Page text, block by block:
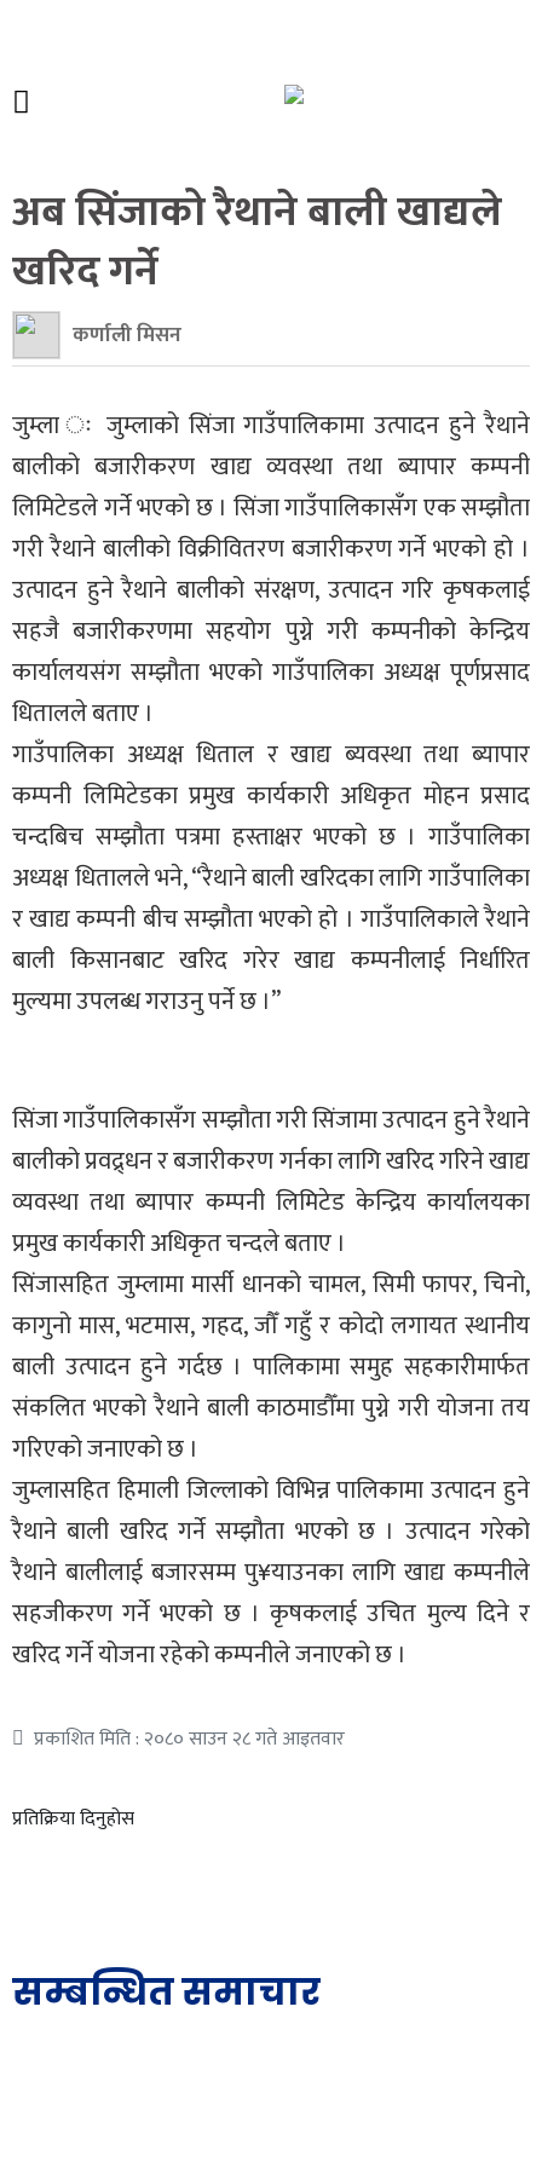
अब सिंजाको रैथाने बाली खाद्यले
खरिद गर्ने
कर्णाली मिसन
जुम्ला ः जुम्लाको सिंजा गाउँपालिकामा उत्पादन हुने रैथाने
बालीको बजारीकरण खाद्य व्यवस्था तथा ब्यापार कम्पनी
लिमिटेडले गर्ने भएको छ । सिंजा गाउँपालिकासँग एक सम्झौता
गरी रैथाने बालीको विक्रीवितरण बजारीकरण गर्ने भएको हो ।
उत्पादन हुने रैथाने बालीको संरक्षण, उत्पादन गरि कृषकलाई
सहजै बजारीकरणमा सहयोग पुग्ने गरी कम्पनीको केन्द्रिय
कार्यालयसंग सम्झौता भएको गाउँपालिका अध्यक्ष पूर्णप्रसाद
धितालले बताए ।
गाउँपालिका अध्यक्ष धिताल र खाद्य ब्यवस्था तथा ब्यापार
कम्पनी लिमिटेडका प्रमुख कार्यकारी अधिकृत मोहन प्रसाद
चन्दबिच सम्झौता पत्रमा हस्ताक्षर भएको छ । गाउँपालिका
अध्यक्ष धितालले भने, “रैथाने बाली खरिदका लागि गाउँपालिका
र खाद्य कम्पनी बीच सम्झौता भएको हो । गाउँपालिकाले रैथाने
बाली किसानबाट खरिद गरेर खाद्य कम्पनीलाई निर्धारित
मुल्यमा उपलब्ध गराउनु पर्ने छ ।”
सिंजा गाउँपालिकासँग सम्झौता गरी सिंजामा उत्पादन हुने रैथाने
बालीको प्रवद्र्धन र बजारीकरण गर्नका लागि खरिद गरिने खाद्य
व्यवस्था तथा ब्यापार कम्पनी लिमिटेड केन्द्रिय कार्यालयका
प्रमुख कार्यकारी अधिकृत चन्दले बताए ।
सिंजासहित जुम्लामा मार्सी धानको चामल, सिमी फापर, चिनो,
कागुनो मास, भटमास, गहद, जौँ गहुँ र कोदो लगायत स्थानीय
बाली उत्पादन हुने गर्दछ । पालिकामा समुह सहकारीमार्फत
संकलित भएको रैथाने बाली काठमाडौँमा पुग्ने गरी योजना तय
गरिएको जनाएको छ ।
जुम्लासहित हिमाली जिल्लाको विभिन्न पालिकामा उत्पादन हुने
रैथाने बाली खरिद गर्ने सम्झौता भएको छ । उत्पादन गरेको
रैथाने बालीलाई बजारसम्म पु¥याउनका लागि खाद्य कम्पनीले
सहजीकरण गर्ने भएको छ । कृषकलाई उचित मुल्य दिने र
खरिद गर्ने योजना रहेको कम्पनीले जनाएको छ ।
प्रकाशित मिति : २०८० साउन २८ गते आइतवार
प्रतिक्रिया दिनुहोस
सम्बन्धित समाचार